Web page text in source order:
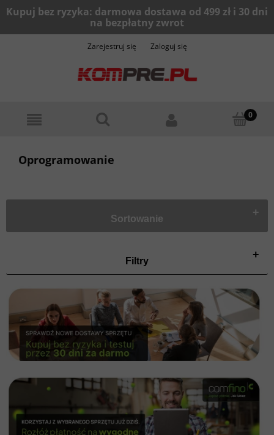
Zarejestruj się Zaloguj się
Oprogramowanie
Sortowanie
+
Filtry
+